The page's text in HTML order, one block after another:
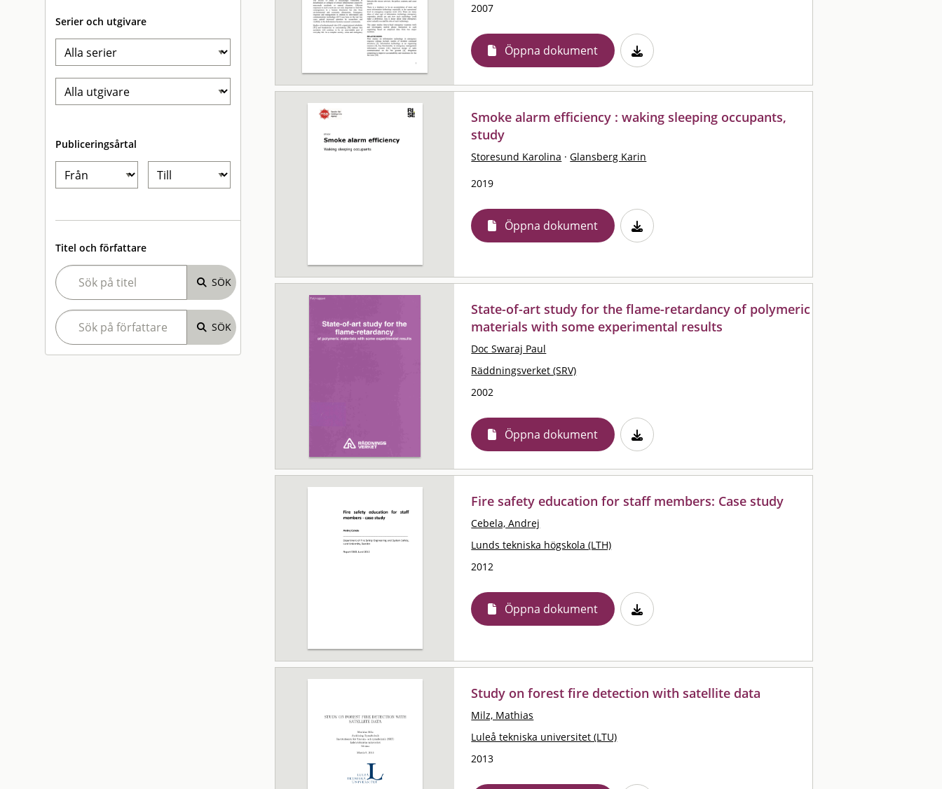
Serier och utgivare
Publiceringsårtal
Titel och författare
2007
Öppna dokument
Smoke alarm efficiency : waking sleeping occupants,
study
Storesund Karolina · Glansberg Karin
2019
Öppna dokument
State-of-art study for the flame-retardancy of polymeric
materials with some experimental results
Doc Swaraj Paul
Räddningsverket (SRV)
2002
Öppna dokument
Fire safety education for staff members: Case study
Cebela, Andrej
Lunds tekniska högskola (LTH)
2012
Öppna dokument
Study on forest fire detection with satellite data
Milz, Mathias
Luleå tekniska universitet (LTU)
2013